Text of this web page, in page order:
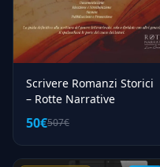
Scrivere Romanzi Storici
– Rotte Narrative
50€507€